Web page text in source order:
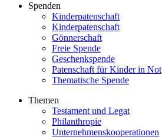
Spenden
Kinderpatenschaft
Kinderpatenschaft
Gönnerschaft
Freie Spende
Geschenkspende
Patenschaft für Kinder in Not
Thematische Spende
Themen
Testament und Legat
Philanthropie
Unternehmenskooperationen